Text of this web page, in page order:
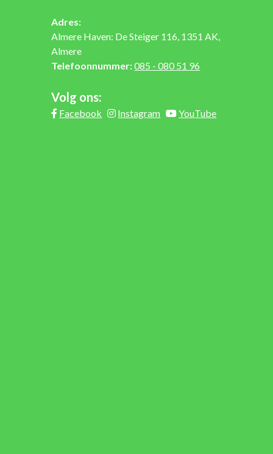
Adres:
Almere Haven: De Steiger 116, 1351 AK,
Almere
Telefoonnummer:085 - 080 51 96
Volg ons:
Facebook Instagram YouTube